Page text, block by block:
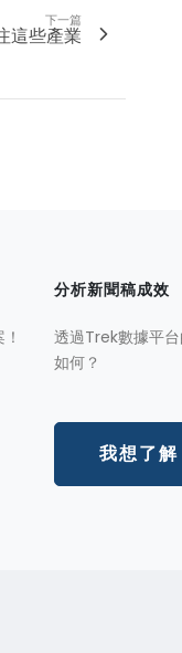
下一篇
這些產業
分析新聞稿成效
透過Trek數據平
如何？
我想了解